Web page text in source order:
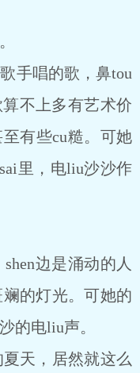
手唱的歌，鼻tou
不上多有艺术价
有些cu糙。可她
里，电liu沙沙作
边是涌动的人
的灯光。可她的
的电liu声。
天，居然就这么